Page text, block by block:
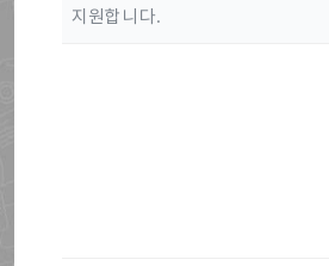
지원합니다.